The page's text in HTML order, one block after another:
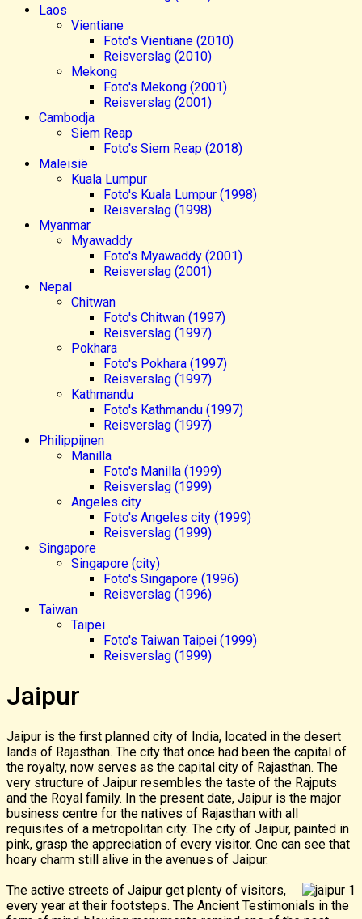
Laos
Vientiane
Foto's Vientiane (2010)
Reisverslag (2010)
Mekong
Foto's Mekong (2001)
Reisverslag (2001)
Cambodja
Siem Reap
Foto's Siem Reap (2018)
Maleisië
Kuala Lumpur
Foto's Kuala Lumpur (1998)
Reisverslag (1998)
Myanmar
Myawaddy
Foto's Myawaddy (2001)
Reisverslag (2001)
Nepal
Chitwan
Foto's Chitwan (1997)
Reisverslag (1997)
Pokhara
Foto's Pokhara (1997)
Reisverslag (1997)
Kathmandu
Foto's Kathmandu (1997)
Reisverslag (1997)
Philippijnen
Manilla
Foto's Manilla (1999)
Reisverslag (1999)
Angeles city
Foto's Angeles city (1999)
Reisverslag (1999)
Singapore
Singapore (city)
Foto's Singapore (1996)
Reisverslag (1996)
Taiwan
Taipei
Foto's Taiwan Taipei (1999)
Reisverslag (1999)
Jaipur
Jaipur is the first planned city of India, located in the desert
lands of Rajasthan. The city that once had been the capital of
the royalty, now serves as the capital city of Rajasthan. The
very structure of Jaipur resembles the taste of the Rajputs
and the Royal family. In the present date, Jaipur is the major
business centre for the natives of Rajasthan with all
requisites of a metropolitan city. The city of Jaipur, painted in
pink, grasp the appreciation of every visitor. One can see that
hoary charm still alive in the avenues of Jaipur.
The active streets of Jaipur get plenty of visitors,
every year at their footsteps. The Ancient Testimonials in the